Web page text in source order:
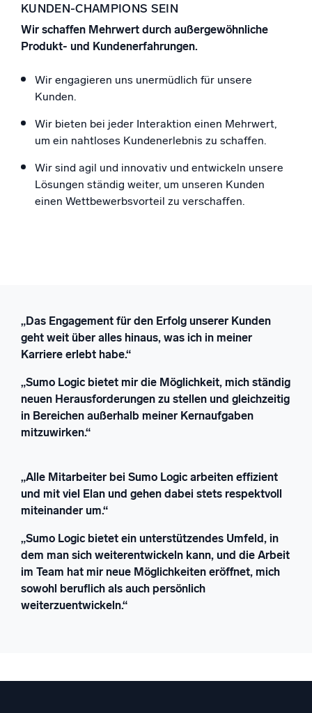
KUNDEN-CHAMPIONS SEIN
Wir schaffen Mehrwert durch außergewöhnliche
Produkt- und Kundenerfahrungen.
Wir engagieren uns unermüdlich für unsere
Kunden.
Wir bieten bei jeder Interaktion einen Mehrwert,
um ein nahtloses Kundenerlebnis zu schaffen.
Wir sind agil und innovativ und entwickeln unsere
Lösungen ständig weiter, um unseren Kunden
einen Wettbewerbsvorteil zu verschaffen.
„Das Engagement für den Erfolg unserer Kunden
geht weit über alles hinaus, was ich in meiner
Karriere erlebt habe.“
„Sumo Logic bietet mir die Möglichkeit, mich ständig
neuen Herausforderungen zu stellen und gleichzeitig
in Bereichen außerhalb meiner Kernaufgaben
mitzuwirken.“
„Alle Mitarbeiter bei Sumo Logic arbeiten effizient
und mit viel Elan und gehen dabei stets respektvoll
miteinander um.“
„Sumo Logic bietet ein unterstützendes Umfeld, in
dem man sich weiterentwickeln kann, und die Arbeit
im Team hat mir neue Möglichkeiten eröffnet, mich
sowohl beruflich als auch persönlich
weiterzuentwickeln.“